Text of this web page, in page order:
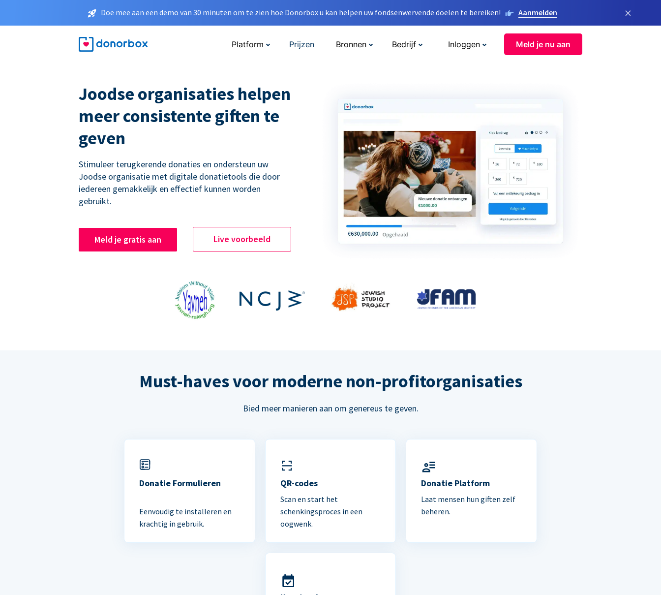
Doe mee aan een demo van 30 minuten om te zien hoe Donorbox u kan helpen uw fondsenwervende doelen te bereiken! Aanmelden ×
Platform Prijzen Bronnen Bedrijf Inloggen Meld je nu aan
Joodse organisaties helpen
meer consistente giften te
geven
Stimuleer terugkerende donaties en ondersteun uw
Joodse organisatie met digitale donatietools die door
iedereen gemakkelijk en effectief kunnen worden
gebruikt.
Meld je gratis aan Live voorbeeld
Must-haves voor moderne non-profitorganisaties
Bied meer manieren aan om genereus te geven.
Donatie Formulieren
Eenvoudig te installeren en
krachtig in gebruik.
QR-codes
Scan en start het
schenkingsproces in een
oogwenk.
Donatie Platform
Laat mensen hun giften zelf
beheren.